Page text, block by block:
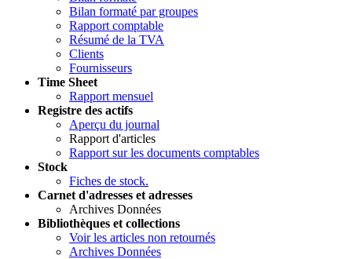
Bilan formaté par groupes
Rapport comptable
Résumé de la TVA
Clients
Fournisseurs
Time Sheet
Rapport mensuel
Registre des actifs
Aperçu du journal
Rapport d'articles
Rapport sur les documents comptables
Stock
Fiches de stock.
Carnet d'adresses et adresses
Archives Données
Bibliothèques et collections
Voir les articles non retournés
Archives Données